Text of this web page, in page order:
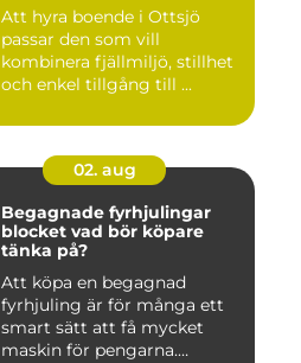
Att hyra boende i Ottsjö
passar den som vill
kombinera fjällmiljö, stillhet
och enkel tillgång till ...
02. aug
Begagnade fyrhjulingar
blocket vad bör köpare
tänka på?
Att köpa en begagnad
fyrhjuling är för många ett
smart sätt att få mycket
maskin för pengarna.